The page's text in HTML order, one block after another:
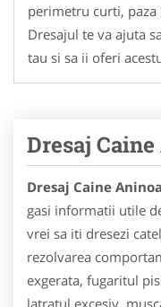
perimetru curti,
Dresajul te va ajuta
tau si sa ii oferi
Dresaj
Dresaj Caine
gasi informatii utile
vrei sa iti dresezi
rezolvarea
exgerata, fugaritul
latratul excesiv,